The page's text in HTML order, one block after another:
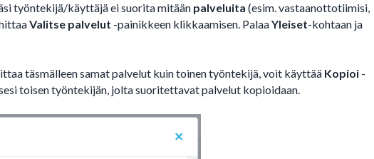
työntekijä/käyttäjä ei suorita mitään palveluita (esim. vastaanottotiimisi,
Valitse palvelut -painikkeen klikkaamisen. PalaaYleiset-kohtaan ja
täsmälleen samat palvelut kuin toinen työntekijä, voit käyttää Kopioi -
toisen työntekijän, jolta suoritettavat palvelut kopioidaan.